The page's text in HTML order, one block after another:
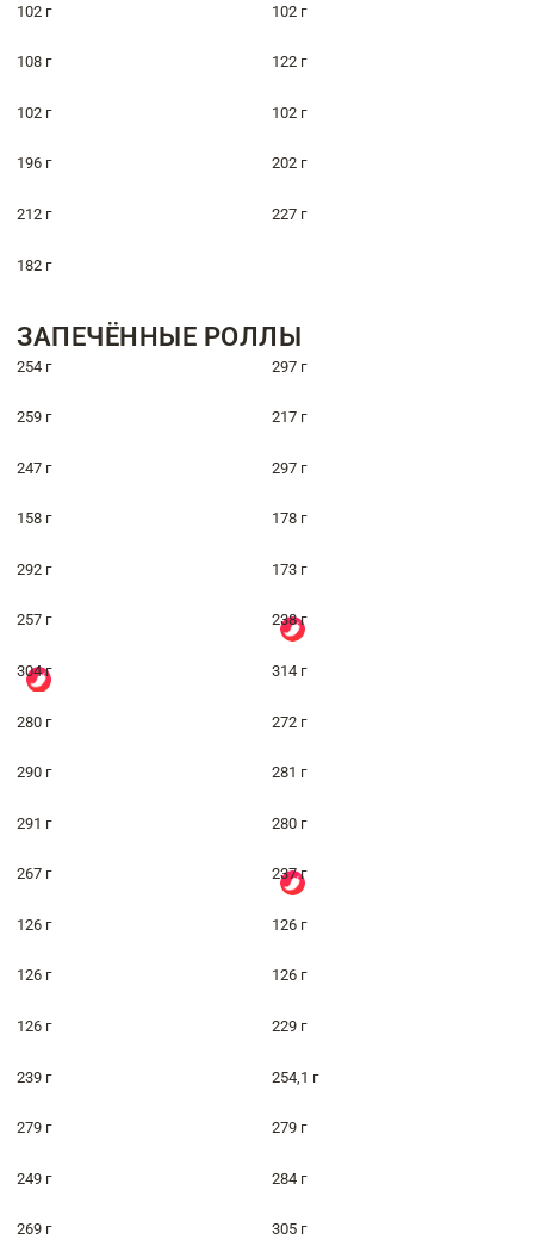
102 г 102 г
108 г 122 г
102 г 102 г
196 г 202 г
212 г 227 г
182 г
ЗАПЕЧЁННЫЕ РОЛЛЫ
254 г 297 г
259 г 217 г
247 г 297 г
158 г 178 г
292 г 173 г
257 г 238 г
304 г 314 г
280 г 272 г
290 г 281 г
291 г 280 г
267 г 237 г
126 г 126 г
126 г 126 г
126 г 229 г
239 г 254,1 г
279 г 279 г
249 г 284 г
269 г 305 г